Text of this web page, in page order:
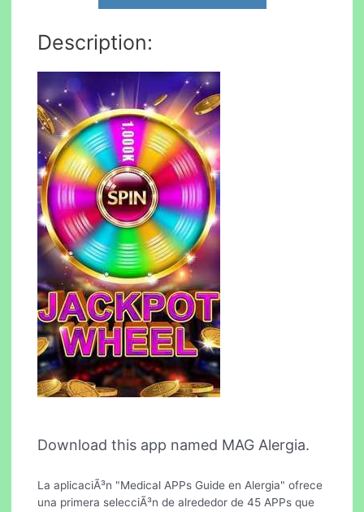
Description:
Download this app named MAG Alergia.
La aplicaciÃ³n "Medical APPs Guide en Alergia" ofrece
una primera selecciÃ³n de alrededor de 45 APPs que